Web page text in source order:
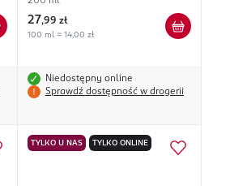
27,99 zł
100 ml = 14,00 zł
Niedostępny online
Sprawdź dostępność w drogerii
TYLKO U NAS TYLKO ONLINE